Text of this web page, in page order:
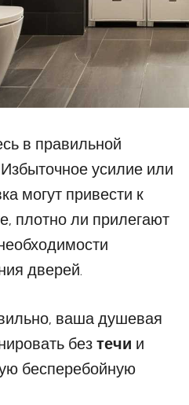
в правильной
усилие или
могут привести к
плотно ли прилегают
дверей.
ваша душевая
без течи и
бесперебойную